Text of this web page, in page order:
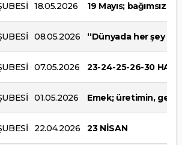
18.05.2026 19 Mayıs;
08.05.2026 “Dünyada her şey
07.05.2026 23-24-25-26-30
01.05.2026 Emek; üretimin,
22.04.2026 23 NİSAN